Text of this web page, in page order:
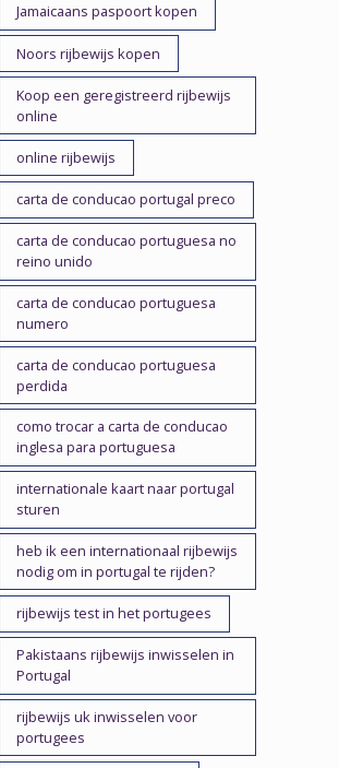
Jamaicaans paspoort kopen
Noors rijbewijs kopen
Koop een geregistreerd rijbewijs
online
online rijbewijs
carta de conducao portugal preco
carta de conducao portuguesa no
reino unido
carta de conducao portuguesa
numero
carta de conducao portuguesa
perdida
como trocar a carta de conducao
inglesa para portuguesa
internationale kaart naar portugal
sturen
heb ik een internationaal rijbewijs
nodig om in portugal te rijden?
rijbewijs test in het portugees
Pakistaans rijbewijs inwisselen in
Portugal
rijbewijs uk inwisselen voor
portugees